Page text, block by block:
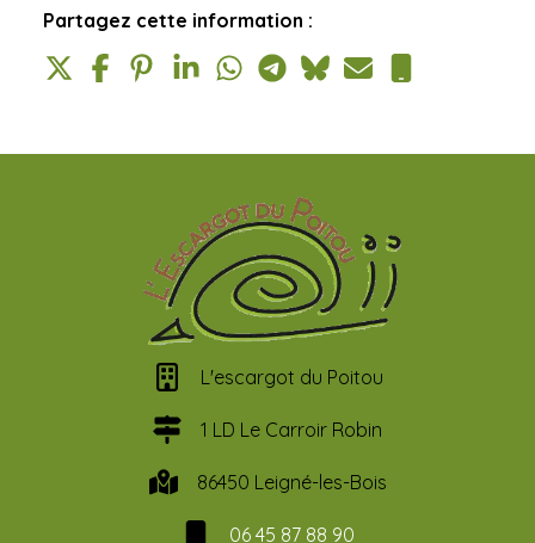
Partagez cette information :
L'escargot du Poitou
1 LD Le Carroir Robin
86450 Leigné-les-Bois
06 45 87 88 90